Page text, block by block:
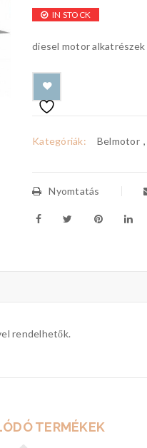
IN STOCK
diesel motor alkatrészek
Kategóriák: Belmotor ,
Nyomtatás
rendelhetők.
TERMÉKEK